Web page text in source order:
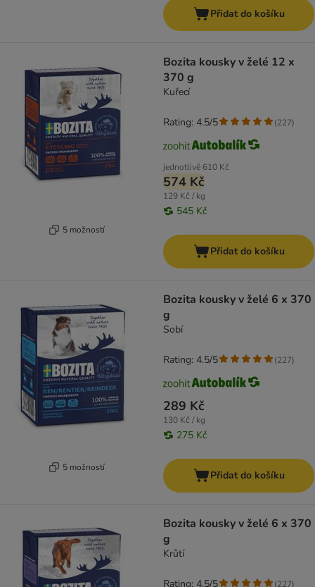
Přidat do košíku
5 možností
Bozita kousky v želé 12 x
370 g
Kuřecí
jednotlivě 610 Kč
574 Kč
129 Kč / kg
545 Kč
Rating: 4.5/5 (227)
Přidat do košíku
5 možností
Bozita kousky v želé 6 x 370
g
Sobí
289 Kč
130 Kč / kg
275 Kč
Rating: 4.5/5 (227)
Přidat do košíku
Bozita kousky v želé 6 x 370
g
Krůtí
Rating: 4.5/5 (227)